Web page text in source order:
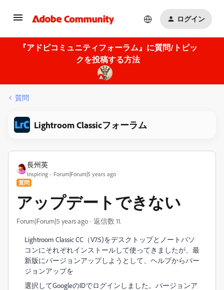
ログイン
『アドビコミュニティフォーラム』に質問/トピッ
クを投稿する方法
質問
Lightroom Classicフォーラム
長州英
Inspiring Forum|Forum|5 years ago
質問
アップデートできない
Forum|Forum|5 years ago 返信数 11.
Lightroom Classic CC（V7.5)をデスクトップとノートパソ
コンにそれぞれインストールして使ってきましたが、最
新版にバージョンアップしようとして、ヘルプからバー
ジョンアップを
選択してGoogleのIDでログインしました。バージョンア